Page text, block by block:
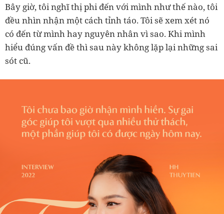
Bây giờ, tôi nghĩ thị phi đến với mình như thế nào, tôi
đều nhìn nhận một cách tỉnh táo. Tôi sẽ xem xét nó
có đến từ mình hay nguyên nhân vì sao. Khi mình
hiểu đúng vấn đề thì sau này không lặp lại những sai
sót cũ.